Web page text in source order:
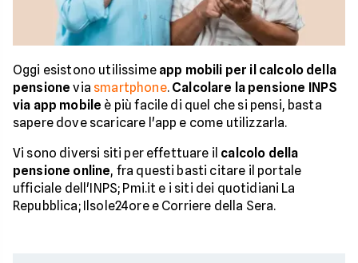
Oggi esistono utilissime app mobili per il calcolo della
pensione via smartphone. Calcolare la pensione INPS
via app mobile è più facile di quel che si pensi, basta
sapere dove scaricare l'app e come utilizzarla.
Vi sono diversi siti per effettuare il calcolo della
pensione online, fra questi basti citare il portale
ufficiale dell'INPS; Pmi.it e i siti dei quotidiani La
Repubblica; Ilsole24ore e Corriere della Sera.